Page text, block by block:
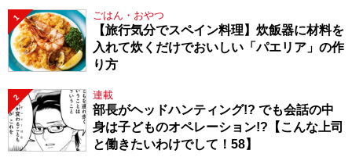
1 ごはん・おやつ
【旅行気分でスペイン料理】炊飯器に材料を
入れて炊くだけでおいしい「パエリア」の作
り方
2 連載
部長がヘッドハンティング!? でも会話の中
身は子どものオペレーション!?【こんな上司
と働きたいわけでして！58】